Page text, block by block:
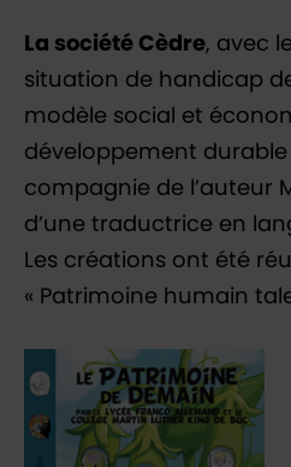
La société Cèdre, avec
situation de handicap
modèle social et
développement
compagnie de l’auteur
d’une traductrice en
Les créations ont été
« Patrimoine humain